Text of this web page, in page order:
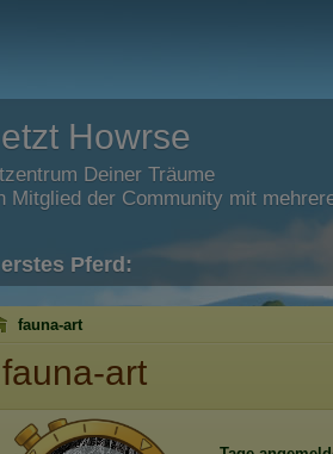
Howrse
Deiner Träume
Mitglied der Community mit
Pferd:
fauna-art
fauna-art